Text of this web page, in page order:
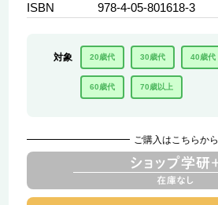
ISBN
978-4-05-801618-3
対象 20歳代 30歳代 40歳代
60歳代 70歳以上
ご購入はこちらから